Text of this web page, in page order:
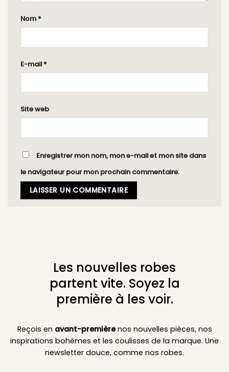
Nom *
E-mail *
Site web
Enregistrer mon nom, mon e-mail et mon site dans
le navigateur pour mon prochain commentaire.
Les nouvelles robes
partent vite. Soyez la
première à les voir.
Reçois en avant-premièrenos nouvelles pièces, nos
inspirations bohèmes et les coulisses de la marque. Une
newsletter douce, comme nos robes.